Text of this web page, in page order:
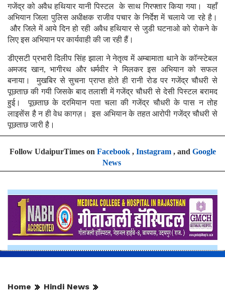
गजेंद्र को अवैध हथियार यानी पिस्टल के साथ गिरफ्तार किया गया। यहाँ
अभियान जिला पुलिस अधीक्षक राजीव पचार के निर्देश में चलाये जा रहे है।
और जिले में आये दिन हो रही अवैध हथियार से जुडी घटनाओ को रोकने के
लिए इस अभियान पर कार्यवाही की जा रही हैं।
डीएसटी प्रभारी दिलीप सिंह झाला ने नेतृत्व में अम्बामाता थाने के कॉन्स्टेबल
अमजद खान, भागीरथ और धर्मवीर ने मिलकर इस अभियान को सफल
बनाया। मुखबिर से सुचना प्राप्त होते ही रानी रोड पर गजेंद्र चौधरी से
पूछताछ की गयी जिसके बाद तलाशी में गजेंद्र चौधरी से देसी पिस्टल बरामद
हुई। पूछताछ के दरमियान पता चला की गजेंद्र चौधरी के पास न तोह
लाइसेंस है न ही वेध कागज़। इस अभियान के तहत आरोपी गजेंद्र चौधरी से
पूछताछ जारी है।
Follow UdaipurTimes on Facebook, Instagram, and Google
News
Home Hindi News